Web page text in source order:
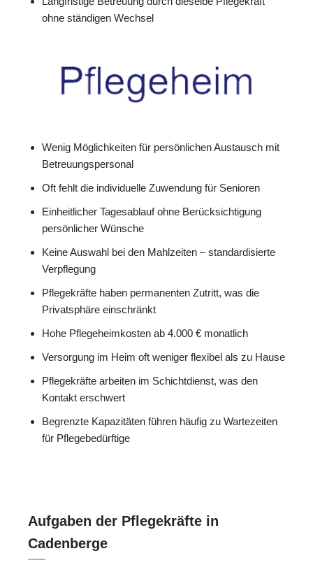
ohne ständigen Wechsel
Wenig Möglichkeiten für persönlichen Austausch mit
Betreuungspersonal
Oft fehlt die individuelle Zuwendung für Senioren
Einheitlicher Tagesablauf ohne Berücksichtigung
persönlicher Wünsche
Keine Auswahl bei den Mahlzeiten – standardisierte
Verpflegung
Pflegekräfte haben permanenten Zutritt, was die
Privatsphäre einschränkt
Hohe Pflegeheimkosten ab 4.000 € monatlich
Versorgung im Heim oft weniger flexibel als zu Hause
Pflegekräfte arbeiten im Schichtdienst, was den
Kontakt erschwert
Begrenzte Kapazitäten führen häufig zu Wartezeiten
für Pflegebedürftige
Aufgaben der Pflegekräfte in
Cadenberge